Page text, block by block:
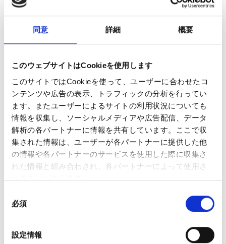
同意 詳細 概要
このウェブサイトはCookieを使用します
このサイトではCookieを使って、ユーザーに合わせたコ
ンテンツや広告の表示、トラフィックの分析を行ってい
ます。またユーザーによるサイトの利用状況についても
情報を収集し、ソーシャルメディアや広告配信、データ
解析の各パートナーに情報を共有しています。ここで収
集された情報は、ユーザーが各パートナーに提供した他
の情報や各パートナーのサービスを使用した際に収集さ
れた情報と組み合わされ、各パートナーによって使用さ
れることがあります。
必須
設定情報
achieving our highest cumulative step count since joining the
supporting women and girls around the world.
sustainable society through activities that help address social
challenges and create a positive impact on people and
communities.
Official Website of
Walk in Her Shoes